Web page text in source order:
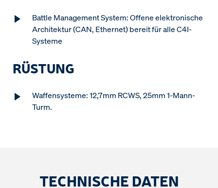
Battle Management System: Offene elektronische
Architektur (CAN, Ethernet) bereit für alle C4I-
Systeme
RÜSTUNG
Waffensysteme: 12,7mm RCWS, 25mm 1-Mann-
Turm.
TECHNISCHE DATEN